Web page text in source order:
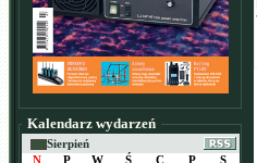
Kalendarz wydarzeń
Sierpień
N
P W Ś C P S